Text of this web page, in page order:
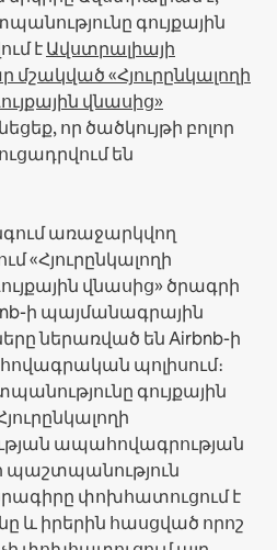
գույքային
էԱվստրալիայի
«Հյուրընկալողի
վնասից»
որ ծածկույթի բոլոր
են
առաջարկվող
«Հյուրընկալողի
վնասից» ծրագրի
ի պայմանագրային
ներառված են Airbnb-ի
պոլիսում։
գույքային
ապահովագրության
պաշտպանություն
փոխհատուցում է
և իրերին հասցված որոշ